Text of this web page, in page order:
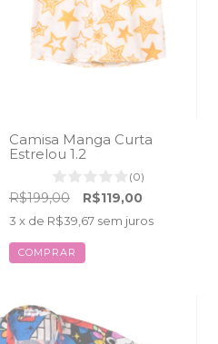
Camisa Manga Curta
Estrelou 1.2
(0)
R$199,00 R$119,00
3 x de R$39,67 sem juros
COMPRAR